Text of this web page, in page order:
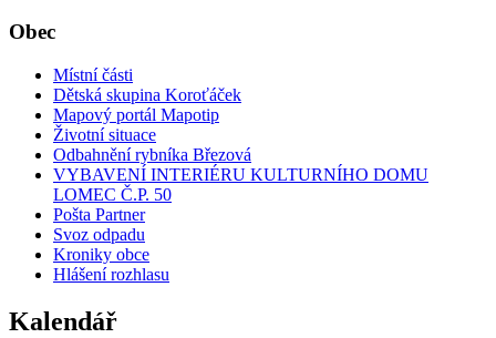
Obec
Místní části
Dětská skupina Koroťáček
Mapový portál Mapotip
Životní situace
Odbahnění rybníka Březová
VYBAVENÍ INTERIÉRU KULTURNÍHO DOMU
LOMEC Č.P. 50
Pošta Partner
Svoz odpadu
Kroniky obce
Hlášení rozhlasu
Kalendář